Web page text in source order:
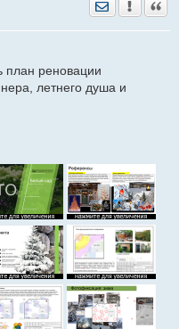
Отправить
план реновации
летнего душа и